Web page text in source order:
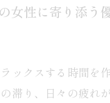
女性に寄り添う
ックスする時間を
滞り、日々の疲れ